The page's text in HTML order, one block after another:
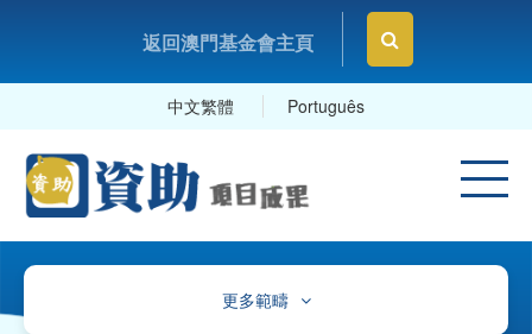
返回澳門基金會主頁
中文繁體 Português
更多範疇